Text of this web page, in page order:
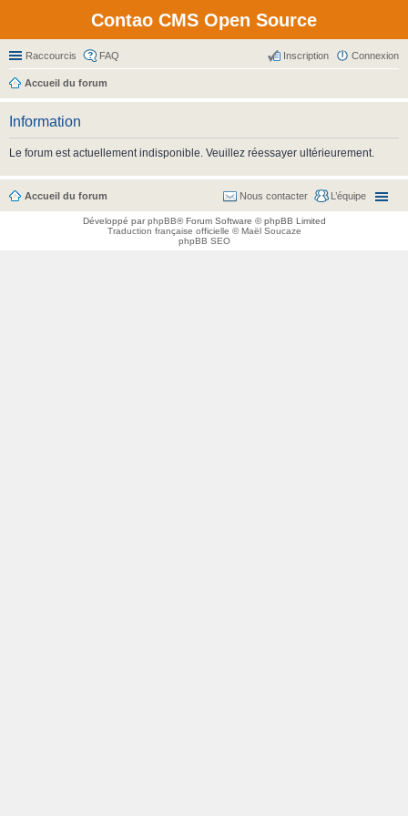
Contao CMS Open Source
Raccourcis FAQ Connexion
Inscription
Accueil du forum
Information
Le forum est actuellement indisponible. Veuillez réessayer ultérieurement.
Accueil du forum L’équipe
Nous contacter
Développé parphpBB® Forum Software © phpBB Limited
Traduction française officielle ©Maël Soucaze
phpBB SEO